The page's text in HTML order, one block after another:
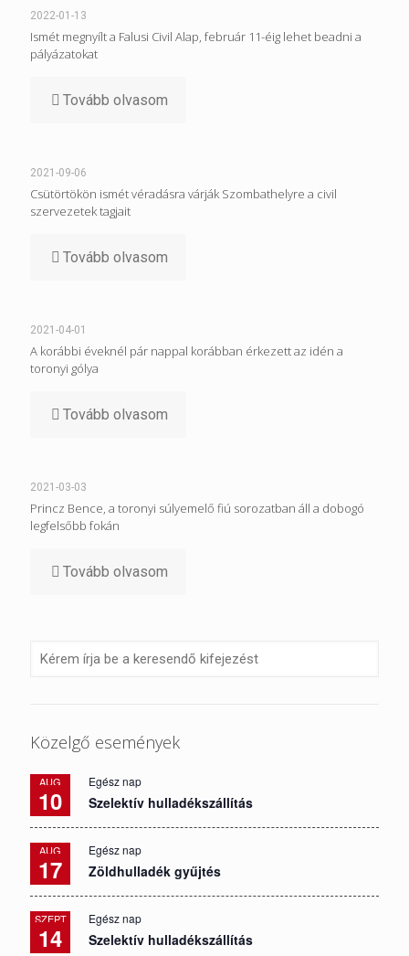
2022-01-13
Ismét megnyílt a Falusi Civil Alap, február 11-éig lehet beadni a
pályázatokat
Tovább olvasom
2021-09-06
Csütörtökön ismét véradásra várják Szombathelyre a civil
szervezetek tagjait
Tovább olvasom
2021-04-01
A korábbi éveknél pár nappal korábban érkezett az idén a
toronyi gólya
Tovább olvasom
2021-03-03
Princz Bence, a toronyi súlyemelő fiú sorozatban áll a dobogó
legfelsőbb fokán
Tovább olvasom
Közelgő események
AUG
10
Egész nap
Szelektív hulladékszállítás
AUG
17
Egész nap
Zöldhulladék gyűjtés
SZEPT
14
Egész nap
Szelektív hulladékszállítás